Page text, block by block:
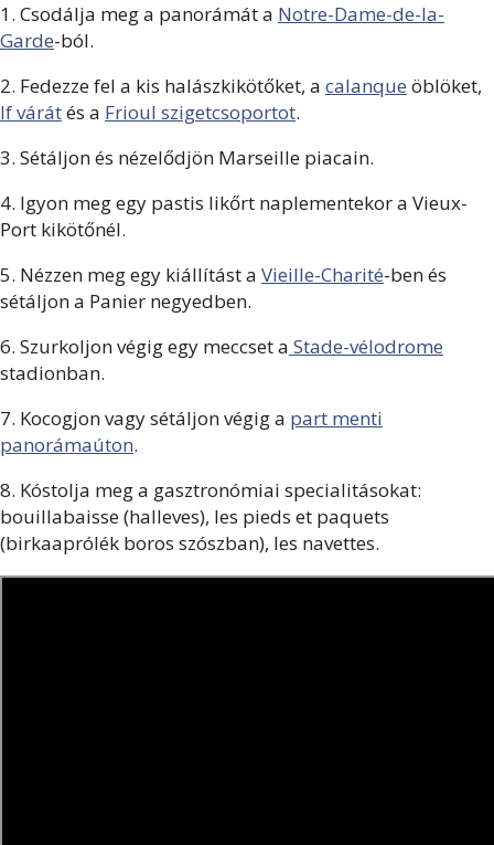
1. Csodálja meg a panorámát a Notre-Dame-de-la-
Garde-ból.
2. Fedezze fel a kis halászkikötőket, a calanque öblöket,
If várátés a Frioul szigetcsoportot.
3. Sétáljon és nézelődjön Marseille piacain.
4. Igyon meg egy pastis likőrt naplementekor a Vieux-
Port kikötőnél.
5. Nézzen meg egy kiállítást a Vieille-Charité-ben és
sétáljon a Panier negyedben.
6. Szurkoljon végig egy meccset a Stade-vélodrome
stadionban.
7. Kocogjon vagy sétáljon végig a part menti
panorámaúton.
8. Kóstolja meg a gasztronómiai specialitásokat:
bouillabaisse (halleves), les pieds et paquets
(birkaaprólék boros szószban), les navettes.